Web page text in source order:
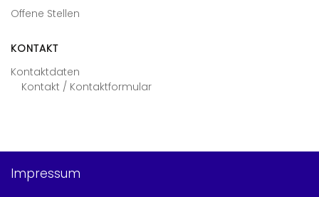
Offene Stellen
KONTAKT
Kontaktdaten
Kontakt / Kontaktformular
Impressum